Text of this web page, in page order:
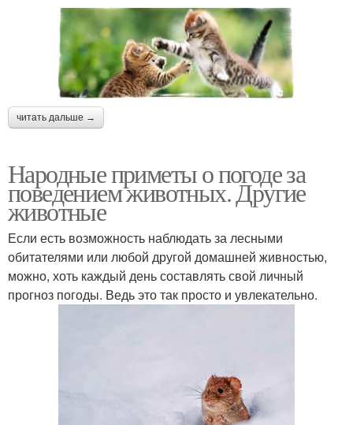
читать дальше →
Народные приметы о погоде за
поведением животных. Другие
животные
Если есть возможность наблюдать за лесными
обитателями или любой другой домашней живностью,
можно, хоть каждый день составлять свой личный
прогноз погоды. Ведь это так просто и увлекательно.